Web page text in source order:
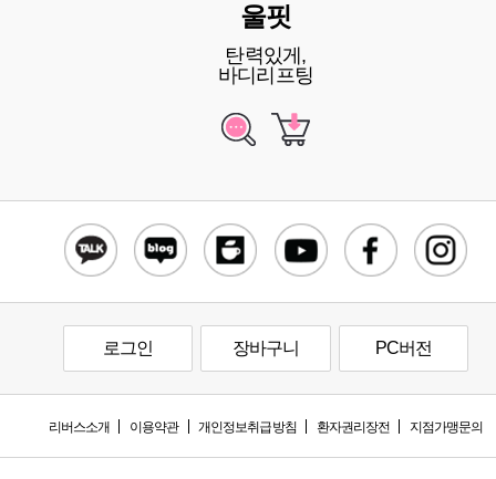
울핏
탄력있게,
바디리프팅
로그인 장바구니 PC버전
리버스소개 이용약관 개인정보취급방침 환자권리장전 지점가맹문의